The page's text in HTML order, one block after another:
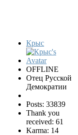
Крыс
OFFLINE
Отец Русской
Демократии
Posts: 33839
Thank you
received: 61
Karma: 14